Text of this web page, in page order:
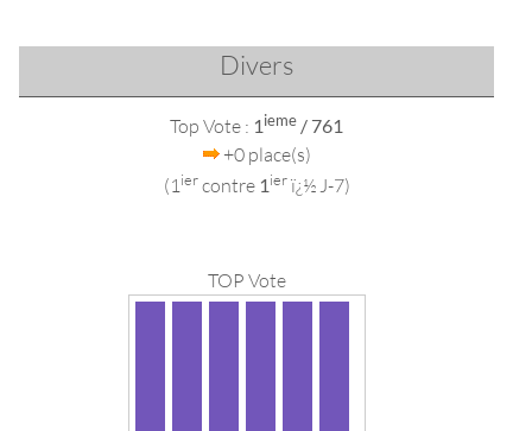
Divers
Top Vote : 1ieme / 761
+0 place(s)
(1 iercontre 1ierï¿½ J-7)
TOP Vote